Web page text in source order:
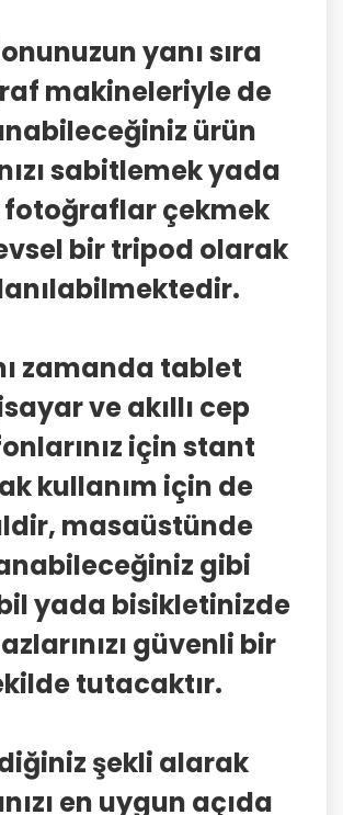
yanı sıra
makineleriyle de
ürün
sabitlemek yada
fotoğraflar çekmek
bir tripod olarak
zamanda tablet
ve akıllı cep
için stant
kullanım için de
masaüstünde
gibi
yada bisikletinizde
güvenli bir
tutacaktır.
şekli alarak
en uygun açıda